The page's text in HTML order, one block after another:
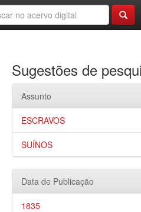
Sugestões de
Assunto
ESCRAVOS
SUÍNOS
Data de Publicação
1835